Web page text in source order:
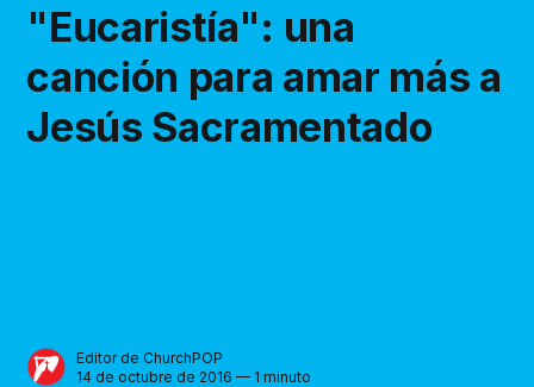
"Eucaristía": una
canción para amar más a
Jesús Sacramentado
Editor de ChurchPOP
14 de octubre de 2016 — 1 minuto